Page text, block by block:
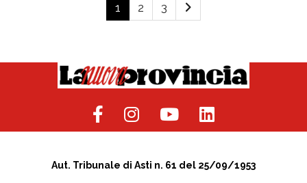
1 2 3
Aut. Tribunale di Asti n. 61 del 25/09/1953